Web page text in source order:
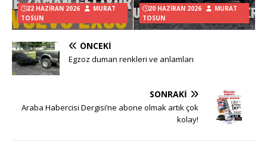
22 HAZIRAN 2026
MURAT
TOSUN
20 HAZIRAN 2026
MURAT
TOSUN
ÖNCEKI
Egzoz duman renkleri ve anlamları
SONRAKI
Araba Habercisi Dergisi’ne abone olmak artık çok
kolay!